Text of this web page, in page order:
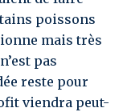
poissons
mais très
pas
reste pour
viendra peut-